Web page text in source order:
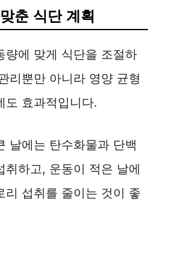
춘 식단 계획
량에 맞게 식단을 조절하
리뿐만 아니라 영양 균형
도 효과적입니다.
날에는 탄수화물과 단백
취하고, 운동이 적은 날에
리 섭취를 줄이는 것이 좋